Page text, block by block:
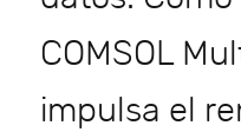
COMSOL
impulsa el